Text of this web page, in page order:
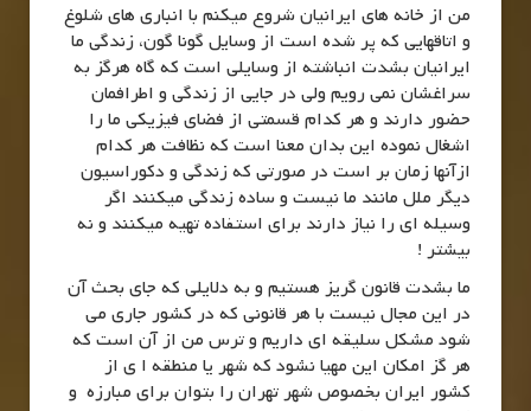
من از خانه های ایرانیان شروع میکنم با انباری های شلوغ
و اتاقهایی که پر شده است از وسایل گونا گون، زندگی ما
ایرانیان بشدت انباشته از وسایلی است که گاه هرگز به
سراغشان نمی رویم ولی در جایی از زندگی و اطرافمان
حضور دارند و هر کدام قسمتی از فضای فیزیکی ما را
اشغال نموده این بدان معنا است که نظافت هر کدام
ازآنها زمان بر است در صورتی که زندگی و دکوراسیون
دیگر ملل مانند ما نیست و ساده زندگی میکنند اگر
وسیله ای را نیاز دارند برای استفاده تهیه میکنند و نه
بیشتر !
ما بشدت قانون گریز هستیم و به دلایلی که جای بحث آن
در این مجال نیست با هر قانونی که در کشور جاری می
شود مشکل سلیقه ای داریم و ترس من از آن است که
هر گز امکان این مهیا نشود که شهر یا منطقه ا ی از
کشور ایران بخصوص شهر تهران را بتوان برای مبارزه و